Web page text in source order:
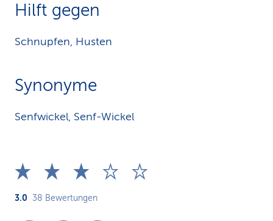
Hilft gegen
Schnupfen, Husten
Synonyme
Senfwickel, Senf-Wickel
3.0 38 Bewertungen